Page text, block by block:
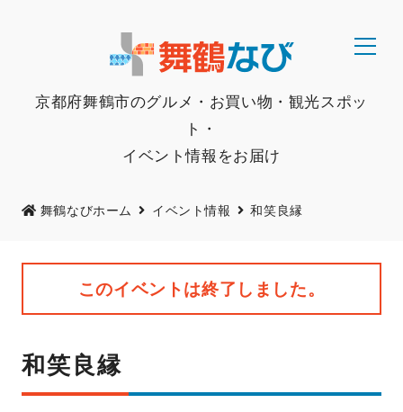
京都府舞鶴市のグルメ・お買い物・観光スポッ
ト・
イベント情報をお届け
舞鶴なびホーム イベント情報 和笑良縁
このイベントは終了しました。
和笑良縁